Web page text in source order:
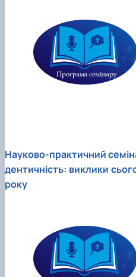
Науково-практичний
дентичність: виклики
року